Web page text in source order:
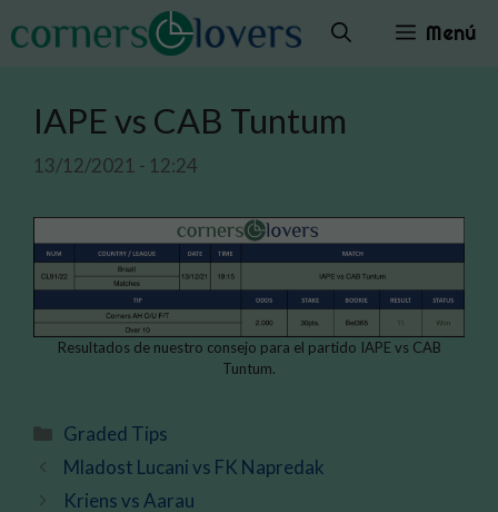
al
Menú
IAPE vs CAB Tuntum
13/12/2021 - 12:24
Resultados de nuestro consejo para el partido IAPE vs CAB
Tuntum.
Categorías
Graded Tips
Mladost Lucani vs FK Napredak
Kriens vs Aarau